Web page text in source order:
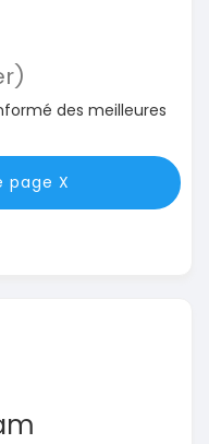
des meilleures
page X